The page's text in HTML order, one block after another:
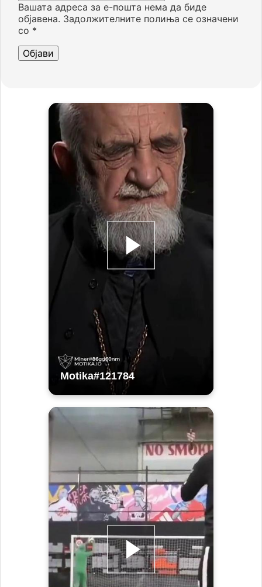
Вашата адреса за е-пошта нема да биде
објавена. Задолжителните полиња се означени
со *